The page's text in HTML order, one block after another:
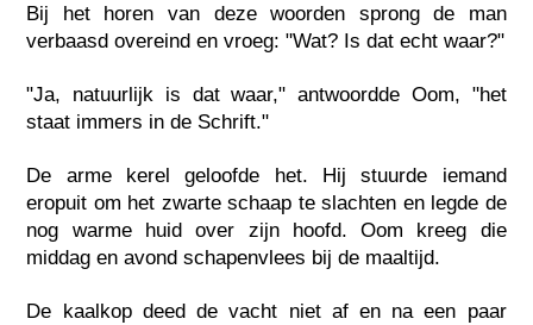
Bij het horen van deze woorden sprong de man
verbaasd overeind en vroeg: "Wat? Is dat echt waar?"
"Ja, natuurlijk is dat waar," antwoordde Oom, "het
staat immers in de Schrift."
De arme kerel geloofde het. Hij stuurde iemand
eropuit om het zwarte schaap te slachten en legde de
nog warme huid over zijn hoofd. Oom kreeg die
middag en avond schapenvlees bij de maaltijd.
De kaalkop deed de vacht niet af en na een paar